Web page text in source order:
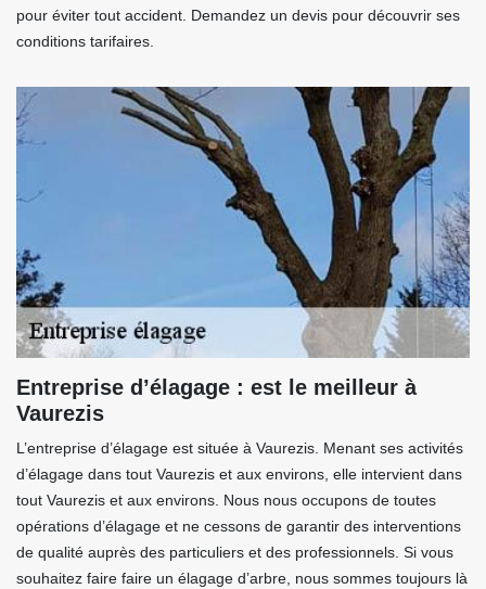
pour éviter tout accident. Demandez un devis pour découvrir ses
conditions tarifaires.
Entreprise d’élagage : est le meilleur à
Vaurezis
L’entreprise d’élagage est située à Vaurezis. Menant ses activités
d’élagage dans tout Vaurezis et aux environs, elle intervient dans
tout Vaurezis et aux environs. Nous nous occupons de toutes
opérations d’élagage et ne cessons de garantir des interventions
de qualité auprès des particuliers et des professionnels. Si vous
souhaitez faire faire un élagage d’arbre, nous sommes toujours là